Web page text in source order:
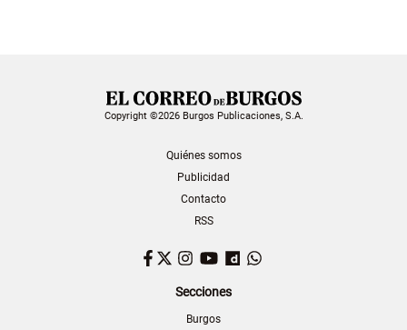
Copyright ©2026 Burgos Publicaciones, S.A.
Quiénes somos
Publicidad
Contacto
RSS
Facebook
TwitterInstagram
YouTubeDailymotion
Secciones
Burgos